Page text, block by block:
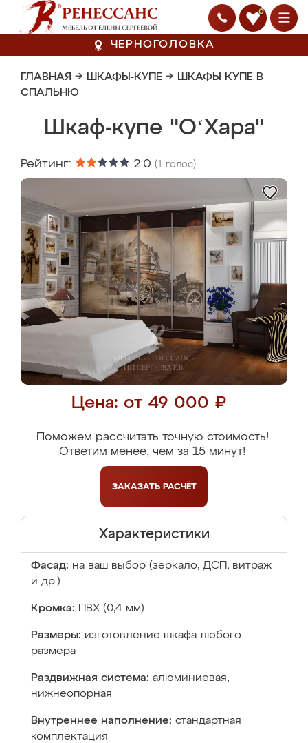
0
ЧЕРНОГОЛОВКА
ГЛАВНАЯ → ШКАФЫ-КУПЕ → ШКАФЫ КУПЕ В
СПАЛЬНЮ
Шкаф-купе "OʻХара"
Рейтинг: 2.0 (1 голос)
Цена: от 49 000 ₽
Поможем рассчитать точную стоимость!
Ответим менее, чем за 15 минут!
ЗАКАЗАТЬ РАСЧЁТ
Характеристики
Фасад: на ваш выбор (зеркало, ДСП, витраж
и др.)
Кромка: ПВХ (0,4 мм)
Размеры: изготовление шкафа любого
размера
Раздвижная система: алюминиевая,
нижнеопорная
Внутреннее наполнение: стандартная
комплектация